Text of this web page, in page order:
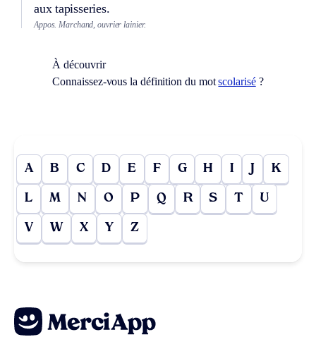
aux tapisseries.
Appos. Marchand, ouvrier lainier.
À découvrir
Connaissez-vous la définition du motscolarisé?
A B C D E F G H I J K
L M N O P Q R S T U
V W X Y Z